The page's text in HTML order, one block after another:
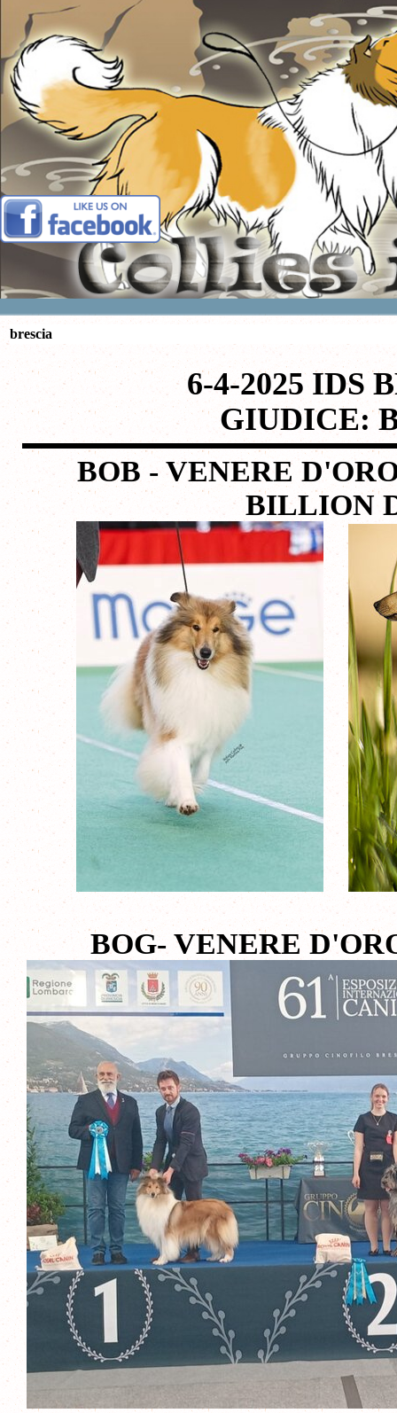
Vai ai contenuti
brescia
6-4-2025 IDS
GIUDICE:
BOB - VENERE
BILLION
BOG- VENERE